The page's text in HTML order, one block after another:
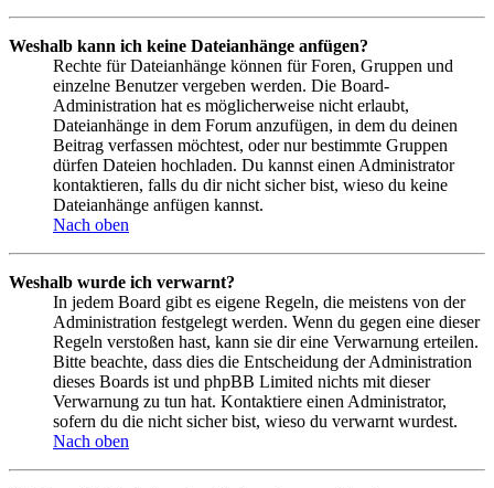
Weshalb kann ich keine Dateianhänge anfügen?
Rechte für Dateianhänge können für Foren, Gruppen und
einzelne Benutzer vergeben werden. Die Board-
Administration hat es möglicherweise nicht erlaubt,
Dateianhänge in dem Forum anzufügen, in dem du deinen
Beitrag verfassen möchtest, oder nur bestimmte Gruppen
dürfen Dateien hochladen. Du kannst einen Administrator
kontaktieren, falls du dir nicht sicher bist, wieso du keine
Dateianhänge anfügen kannst.
Nach oben
Weshalb wurde ich verwarnt?
In jedem Board gibt es eigene Regeln, die meistens von der
Administration festgelegt werden. Wenn du gegen eine dieser
Regeln verstoßen hast, kann sie dir eine Verwarnung erteilen.
Bitte beachte, dass dies die Entscheidung der Administration
dieses Boards ist und phpBB Limited nichts mit dieser
Verwarnung zu tun hat. Kontaktiere einen Administrator,
sofern du die nicht sicher bist, wieso du verwarnt wurdest.
Nach oben